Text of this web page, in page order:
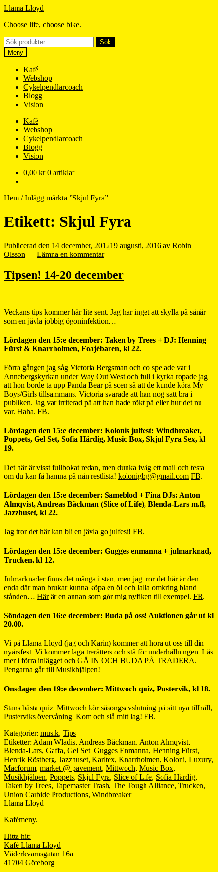
Hoppa
navigering
Hoppa
innehåll
Llama Lloyd
Choose life, choose bike.
Sök
efter:
Sök
Meny
Kafé
Webshop
Cykelpendlarcoach
Blogg
Vision
Kafé
Webshop
Cykelpendlarcoach
Blogg
Vision
0,00 kr 0 artiklar
Hem /Inlägg märkta ”Skjul Fyra”
Etikett: Skjul Fyra
Publicerad den 14 december, 201219 augusti, 2016 av Robin
Olsson — Lämna en kommentar
Tipsen! 14-20 december
Veckans tips kommer här lite sent. Jag har inget att skylla på sånär
som en jävla jobbig ögoninfektion…
Lördagen den 15:e december: Taken by Trees + DJ: Henning
Fürst & Knarrholmen, Foajébaren, kl 22.
Förra gången jag såg Victoria Bergsman och co spelade var i
Annebergskyrkan under Way Out West och full i kyrka ropade jag
att hon borde ta upp Panda Bear på scen så att de kunde köra My
Boys/Girls tillsammans. Victoria svarade att han nog satt bra i
publiken. Jag var irriterad på att han hade rökt på eller hur det nu
var. Haha. FB.
Lördagen den 15:e december: Kolonis julfest: Windbreaker,
Poppets, Gel Set, Sofia Härdig, Music Box, Skjul Fyra Sex, kl
19.
Det här är visst fullbokat redan, men dunka iväg ett mail och testa
om du kan få hamna på nån restlista! kolonigbg@gmail.com FB.
Lördagen den 15:e december: Sameblod + Fina DJs: Anton
Almqvist, Andreas Bäckman (Slice of Life), Blenda-Lars m.fl,
Jazzhuset, kl 22.
Jag tror det här kan bli en jävla go julfest! FB.
Lördagen den 15:e december: Gugges enmanna + julmarknad,
Trucken, kl 12.
Julmarknader finns det många i stan, men jag tror det här är den
enda där man brukar kunna köpa en öl och lalla omkring bland
stånden… Härär en annan som gör mig nyfiken till exempel. FB.
Söndagen den 16:e december: Buda på oss! Auktionen går ut kl
20.00.
Vi på Llama Lloyd (jag och Karin) kommer att hora ut oss till din
nyårsfest. Vi kommer laga trerätters och stå för underhållningen. Läs
meri förra inlägget och GÅ IN OCH BUDA PÅ TRADERA.
Pengarna går till Musikhjälpen!
Onsdagen den 19:e december: Mittwoch quiz, Pustervik, kl 18.
Stans bästa quiz, Mittwoch kör säsongsavslutning på sitt nya tillhåll,
Pusterviks övervåning. Kom och slå mitt lag! FB.
Kategorier: musik, Tips
Etiketter: Adam Wladis, Andreas Bäckman, Anton Almqvist,
Blenda-Lars, Gaffa, Gel Set, Gugges Enmanna, Henning Fürst,
Henrik Röstberg, Jazzhuset, Karltex, Knarrholmen, Koloni, Luxury,
Macforum, market @ pavement, Mittwoch, Music Box,
Musikhjälpen, Poppets, Skjul Fyra, Slice of Life, Sofia Härdig,
Taken by Trees, Tapemaster Trash, The Tough Alliance, Trucken,
Union Carbide Productions, Windbreaker
Llama Lloyd
Kafémeny.
Hitta hit:
Kafé Llama Lloyd
Väderkvarnsgatan 16a
41704 Göteborg